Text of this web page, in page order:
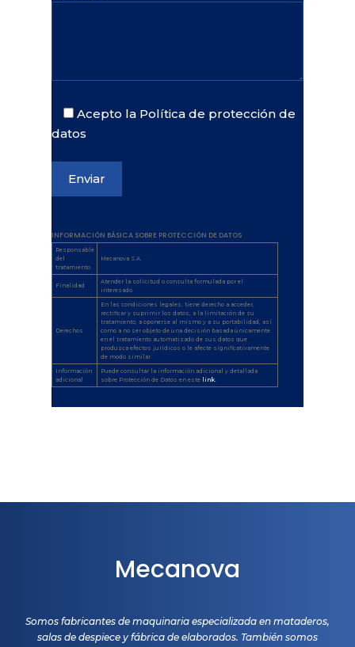
Acepto la Política de protección de
datos
INFORMACIÓN BÁSICA SOBRE PROTECCIÓN DE DATOS
Responsable
del
tratamiento
Mecanova S.A.
Finalidad
Atender la solicitud o consulta formulada por el
interesado.
Derechos
En las condiciones legales, tiene derecho a acceder,
rectificar y suprimir los datos, a la limitación de su
tratamiento, a oponerse al mismo y a su portabilidad, así
como a no ser objeto de una decisión basada únicamente
en el tratamiento automatizado de sus datos que
produzca efectos jurídicos o le afecte significativamente
de modo similar.
Información
adicional
Puede consultar la información adicional y detallada
sobre Protección de Datos en este
link.
Mecanova
Somos fabricantes de maquinaria especializada en mataderos,
salas de despiece y fábrica de elaborados. También somos